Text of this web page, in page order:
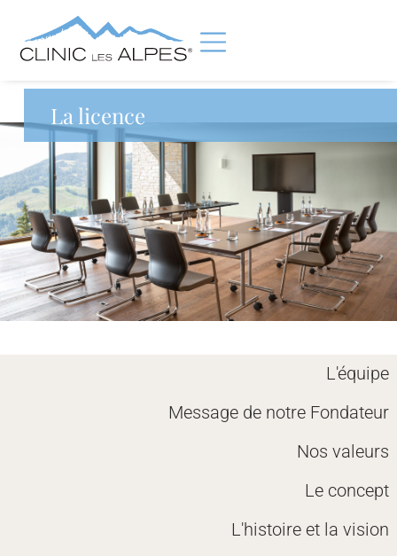
La licence
L'équipe
Message de notre Fondateur
Nos valeurs
Le concept
L'histoire et la vision